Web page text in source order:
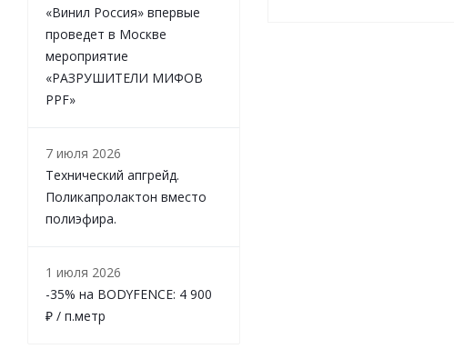
«Винил Россия» впервые
проведет в Москве
мероприятие
«РАЗРУШИТЕЛИ МИФОВ
PPF»
7 июля 2026
Технический апгрейд.
Поликапролактон вместо
полиэфира.
1 июля 2026
-35% на BODYFENCE: 4 900
₽ / п.метр